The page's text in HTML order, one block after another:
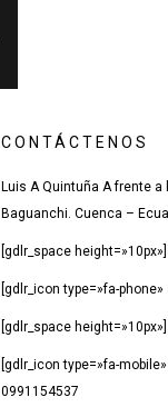
CONTÁCTENOS
Luis A Quintuña A frente
Baguanchi. Cuenca –
[gdlr_space height=»10px»]
[gdlr_icon type=»fa-
[gdlr_space height=»10px»]
[gdlr_icon type=»fa-
0991154537